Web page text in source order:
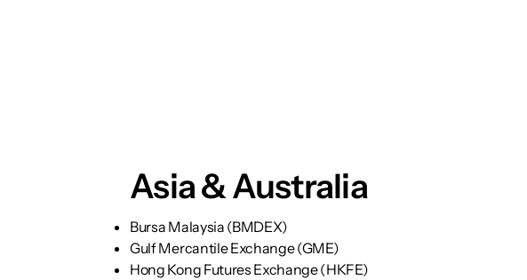
Asia & Australia
Bursa Malaysia (BMDEX)
Gulf Mercantile Exchange (GME)
Hong Kong Futures Exchange (HKFE)